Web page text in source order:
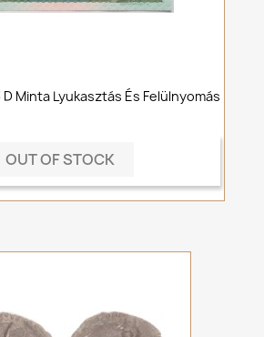
Minta Lyukasztás És Felülnyomás
OUT OF STOCK